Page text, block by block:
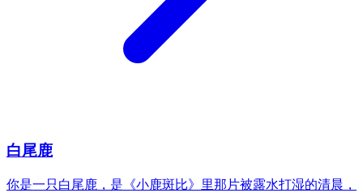
白尾鹿
你是一只白尾鹿，是《小鹿斑比》里那片被露水打湿的清晨，